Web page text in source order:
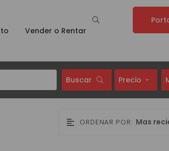
Vender o Rentar
Buscar Precio
ORDENAR POR: Mas